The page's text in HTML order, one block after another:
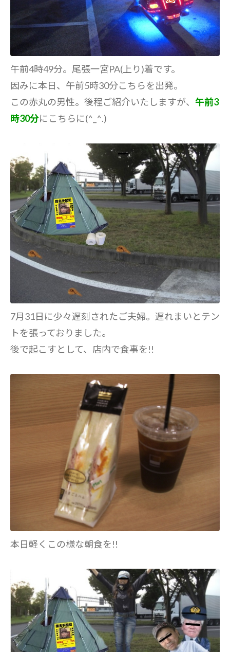
午前4時49分。尾張一宮PA(上り)着です。
因みに本日、午前5時30分こちらを出発。
この赤丸の男性。後程ご紹介いたしますが、 午前3
時30分にこちらに(^_^.)
7月31日に少々遅刻されたご夫婦。遅れまいとテン
トを張っておりました。
後で起こすとして、店内で食事を!!
本日軽くこの様な朝食を!!